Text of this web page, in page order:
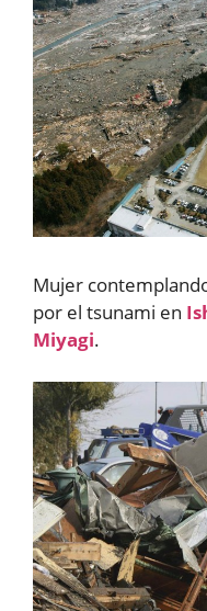
Mujer
por el tsunami en
Miyagi.